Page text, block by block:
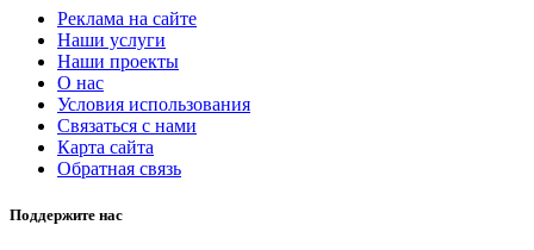
Реклама на сайте
Наши услуги
Наши проекты
О нас
Условия использования
Связаться с нами
Карта сайта
Обратная связь
Поддержите нас